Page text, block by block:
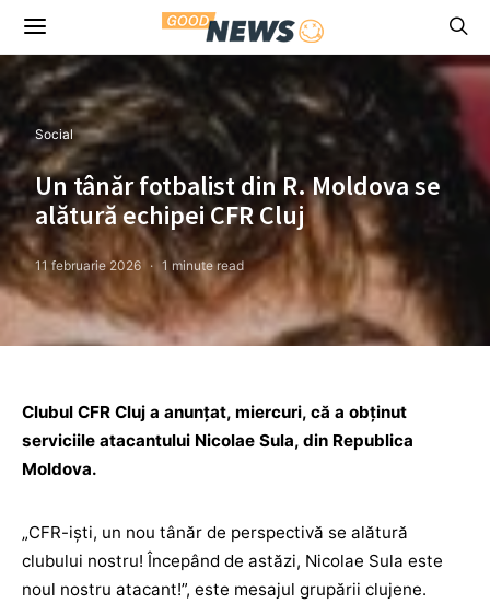
Social
Un tânăr fotbalist din R. Moldova se
alătură echipei CFR Cluj
11 februarie 2026 1 minute read
Clubul CFR Cluj a anunţat, miercuri, că a obţinut
serviciile atacantului Nicolae Sula, din Republica
Moldova.
„CFR-işti, un nou tânăr de perspectivă se alătură
clubului nostru! Începând de astăzi, Nicolae Sula este
noul nostru atacant!”, este mesajul grupării clujene.